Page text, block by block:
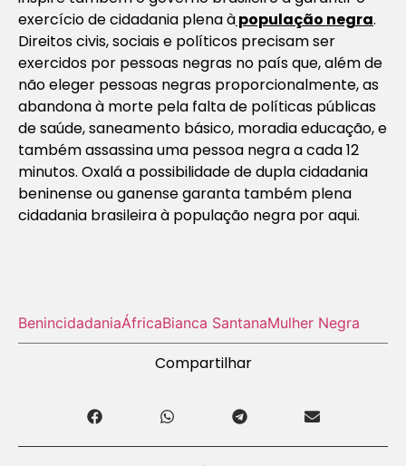
exercício de cidadania plena àpopulação negra.
Direitos civis, sociais e políticos precisam ser
exercidos por pessoas negras no país que, além de
não eleger pessoas negras proporcionalmente, as
abandona à morte pela falta de políticas públicas
de saúde, saneamento básico, moradia educação, e
também assassina uma pessoa negra a cada 12
minutos. Oxalá a possibilidade de dupla cidadania
beninense ou ganense garanta também plena
cidadania brasileira à população negra por aqui.
BenincidadaniaÁfricaBianca SantanaMulher Negra
Compartilhar